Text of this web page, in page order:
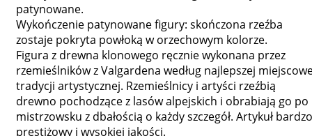
patynowane.
Wykończenie patynowane figury: skończona rzeźba
zostaje pokryta powłoką w orzechowym kolorze.
Figura z drewna klonowego ręcznie wykonana przez
rzemieślników z Valgardena według najlepszej
tradycji artystycznej. Rzemieślnicy i artyści rzeźbią
drewno pochodzące z lasów alpejskich i obrabiają go po
mistrzowsku z dbałością o każdy szczegół. Artykuł bardzo
prestiżowy i wysokiej jakości.